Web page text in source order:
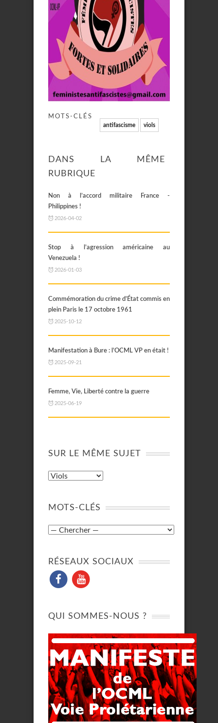
MOTS-CLÉS
antifascisme viols
DANS LA MÊME
RUBRIQUE
Non à l’accord militaire France -
Philippines !
2026-04-02
Stop à l’agression américaine au
Venezuela !
2026-01-03
Commémoration du crime d’État commis en
plein Paris le 17 octobre 1961
2025-10-12
Manifestation à Bure : l’OCML VP en était !
2025-09-21
Femme, Vie, Liberté contre la guerre
2025-06-19
SUR LE MÊME SUJET
MOTS-CLÉS
RÉSEAUX SOCIAUX
QUI SOMMES-NOUS ?